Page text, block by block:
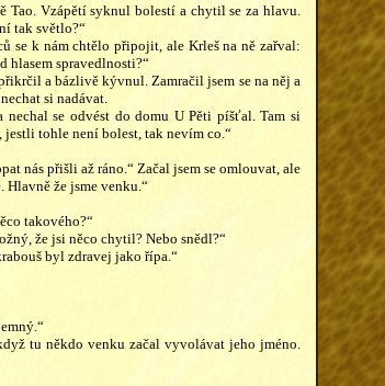
Tao. Vzápětí syknul bolestí a chytil se za hlavu.
tak světlo?“
se k nám chtělo připojit, ale Krleš na ně zařval:
hlasem spravedlnosti?“
a bázlivě kývnul. Zamračil jsem se na něj a
si nadávat.
nechal se odvést do domu U Pěti píšťal. Tam si
jestli tohle není bolest, tak nevím co.“
nás přišli až ráno.“ Začal jsem se omlouvat, ale
že jsme venku.“
takového?“
že jsi něco chytil? Nebo snědl?“
byl zdravej jako řípa.“
tu někdo venku začal vyvolávat jeho jméno.